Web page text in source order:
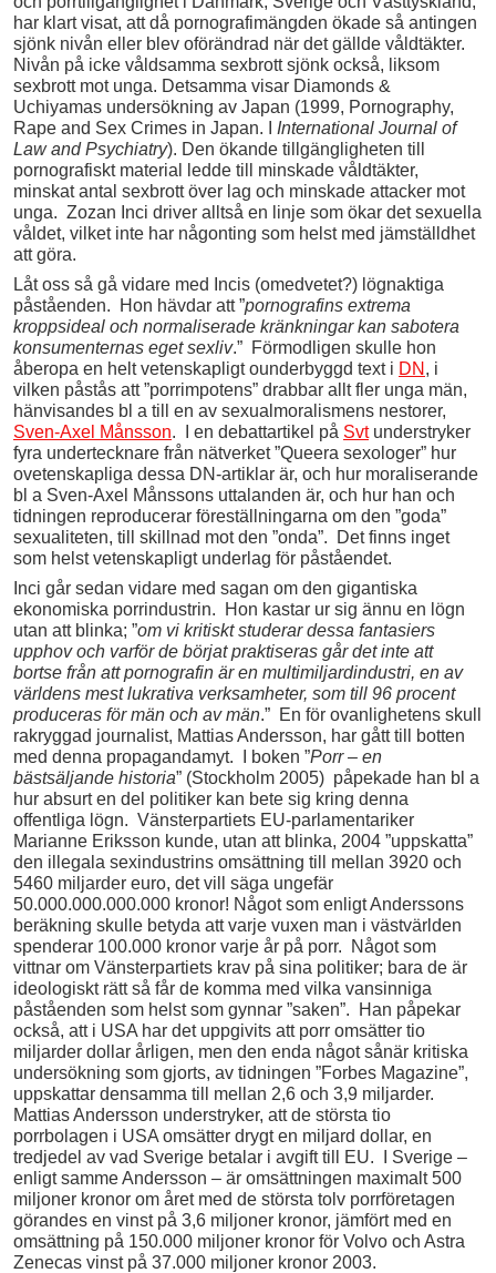
har klart visat, att då pornografimängden ökade så antingen
sjönk nivån eller blev oförändrad när det gällde våldtäkter.
Nivån på icke våldsamma sexbrott sjönk också, liksom
sexbrott mot unga. Detsamma visar Diamonds &
Uchiyamas undersökning av Japan (1999, Pornography,
Rape and Sex Crimes in Japan. I
International Journal of
Law and Psychiatry). Den ökande tillgängligheten till
pornografiskt material ledde till minskade våldtäkter,
minskat antal sexbrott över lag och minskade attacker mot
unga. Zozan Inci driver alltså en linje som ökar det sexuella
våldet, vilket inte har någonting som helst med jämställdhet
att göra.
Låt oss så gå vidare med Incis (omedvetet?) lögnaktiga
påståenden. Hon hävdar att ”pornografins extrema
kroppsideal och normaliserade kränkningar kan sabotera
konsumenternas eget sexliv.” Förmodligen skulle hon
åberopa en helt vetenskapligt ounderbyggd text i DN , i
vilken påstås att ”porrimpotens” drabbar allt fler unga män,
hänvisandes bl a till en av sexualmoralismens nestorer,
Sven-Axel Månsson. I en debattartikel på Svtunderstryker
fyra undertecknare från nätverket ”Queera sexologer” hur
ovetenskapliga dessa DN-artiklar är, och hur moraliserande
bl a Sven-Axel Månssons uttalanden är, och hur han och
tidningen reproducerar föreställningarna om den ”goda”
sexualiteten, till skillnad mot den ”onda”. Det finns inget
som helst vetenskapligt underlag för påståendet.
Inci går sedan vidare med sagan om den gigantiska
ekonomiska porrindustrin. Hon kastar ur sig ännu en lögn
utan att blinka; ”om vi kritiskt studerar dessa fantasiers
upphov och varför de börjat praktiseras går det inte att
bortse från att pornografin är en multimiljardindustri, en av
världens mest lukrativa verksamheter, som till 96 procent
produceras för män och av män.” En för ovanlighetens skull
rakryggad journalist, Mattias Andersson, har gått till botten
med denna propagandamyt. I boken ”Porr– en
bästsäljande historia” (Stockholm 2005) påpekade han bl a
hur absurt en del politiker kan bete sig kring denna
offentliga lögn. Vänsterpartiets EU-parlamentariker
Marianne Eriksson kunde, utan att blinka, 2004 ”uppskatta”
den illegala sexindustrins omsättning till mellan 3920 och
5460 miljarder euro, det vill säga ungefär
50.000.000.000.000 kronor! Något som enligt Anderssons
beräkning skulle betyda att varje vuxen man i västvärlden
spenderar 100.000 kronor varje år på porr. Något som
vittnar om Vänsterpartiets krav på sina politiker; bara de är
ideologiskt rätt så får de komma med vilka vansinniga
påståenden som helst som gynnar ”saken”. Han påpekar
också, att i USA har det uppgivits att porr omsätter tio
miljarder dollar årligen, men den enda något sånär kritiska
undersökning som gjorts, av tidningen ”Forbes Magazine”,
uppskattar densamma till mellan 2,6 och 3,9 miljarder.
Mattias Andersson understryker, att de största tio
porrbolagen i USA omsätter drygt en miljard dollar, en
tredjedel av vad Sverige betalar i avgift till EU. I Sverige –
enligt samme Andersson – är omsättningen maximalt 500
miljoner kronor om året med de största tolv porrföretagen
görandes en vinst på 3,6 miljoner kronor, jämfört med en
omsättning på 150.000 miljoner kronor för Volvo och Astra
Zenecas vinst på 37.000 miljoner kronor 2003.